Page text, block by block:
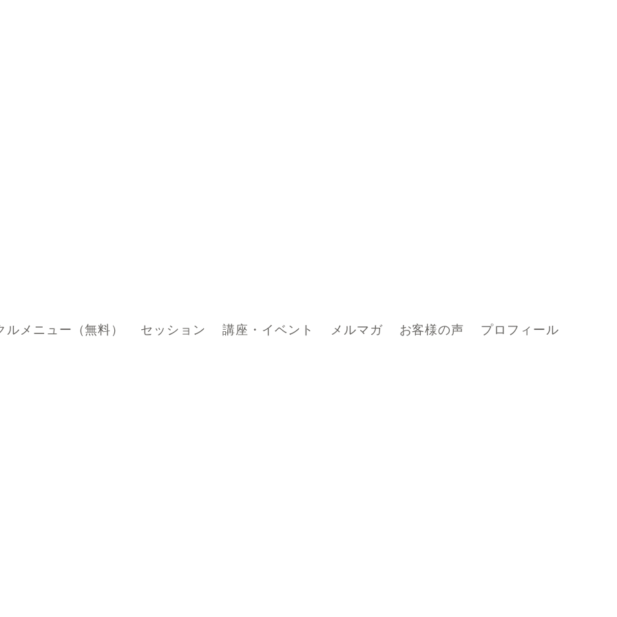
ルメニュー（無料） セッション 講座・イベント メルマガ お客様の声 プロフィール